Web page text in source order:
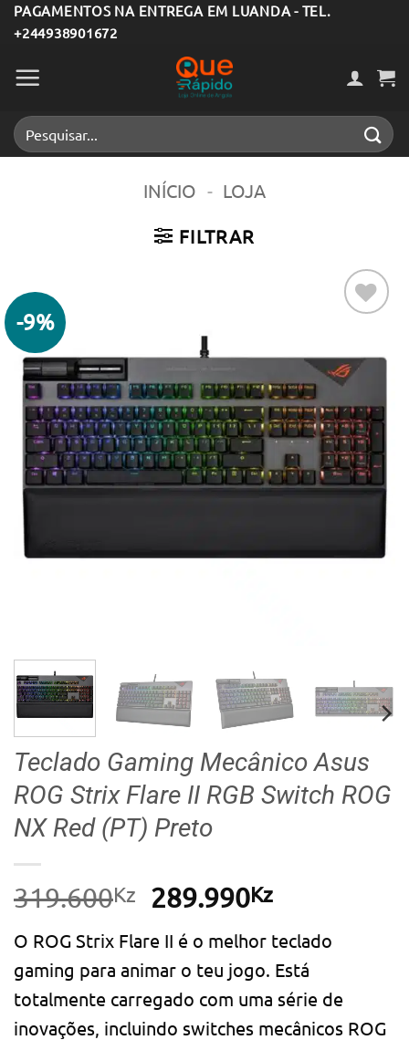
Skip
to
content
PAGAMENTOS NA ENTREGA EM LUANDA - TEL.
+244938901672
Pesquisar
por:
INÍCIO - LOJA
FILTRAR
-9%
aos meus
desejos
Teclado Gaming Mecânico Asus
ROG Strix Flare II RGB Switch ROG
NX Red (PT) Preto
319.600Kz
O
original
era:
319.600Kz.
289.990KzO
atual
é:
289.990Kz.
O ROG Strix Flare II é o melhor teclado
gaming para animar o teu jogo. Está
totalmente carregado com uma série de
inovações, incluindo switches mecânicos ROG